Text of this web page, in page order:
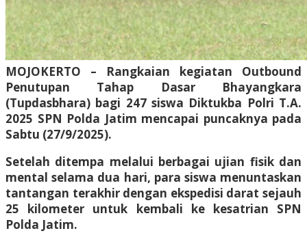
​MOJOKERTO – Rangkaian kegiatan Outbound
Penutupan Tahap Dasar Bhayangkara
(Tupdasbhara) bagi 247 siswa Diktukba Polri T.A.
2025 SPN Polda Jatim mencapai puncaknya pada
Sabtu (27/9/2025).
Setelah ditempa melalui berbagai ujian fisik dan
mental selama dua hari, para siswa menuntaskan
tantangan terakhir dengan ekspedisi darat sejauh
25 kilometer untuk kembali ke kesatrian SPN
Polda Jatim.